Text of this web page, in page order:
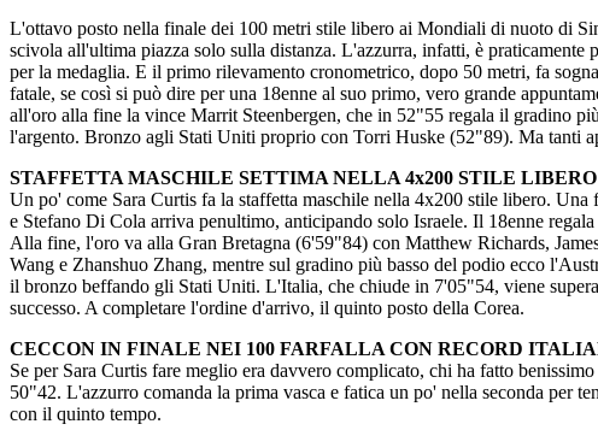
L'ottavo posto nella finale dei 100 metri stile libero ai Mondiali di nuoto di
scivola all'ultima piazza solo sulla distanza. L'azzurra, infatti, è
per la medaglia. E il primo rilevamento cronometrico, dopo 50 metri, fa
fatale, se così si può dire per una 18enne al suo primo, vero grande
all'oro alla fine la vince Marrit Steenbergen, che in 52"55 regala il gradino
l'argento. Bronzo agli Stati Uniti proprio con Torri Huske (52"89). Ma tanti
STAFFETTA MASCHILE SETTIMA NELLA 4x200 STILE LIBERO
Un po' come Sara Curtis fa la staffetta maschile nella 4x200 stile libero.
e Stefano Di Cola arriva penultimo, anticipando solo Israele. Il 18enne
Alla fine, l'oro va alla Gran Bretagna (6'59"84) con Matthew Richards,
Wang e Zhanshuo Zhang, mentre sul gradino più basso del podio ecco
il bronzo beffando gli Stati Uniti. L'Italia, che chiude in 7'05"54, viene
successo. A completare l'ordine d'arrivo, il quinto posto della Corea.
CECCON IN FINALE NEI 100 FARFALLA CON RECORD
Se per Sara Curtis fare meglio era davvero complicato, chi ha fatto benissimo
50"42. L'azzurro comanda la prima vasca e fatica un po' nella seconda per
con il quinto tempo.